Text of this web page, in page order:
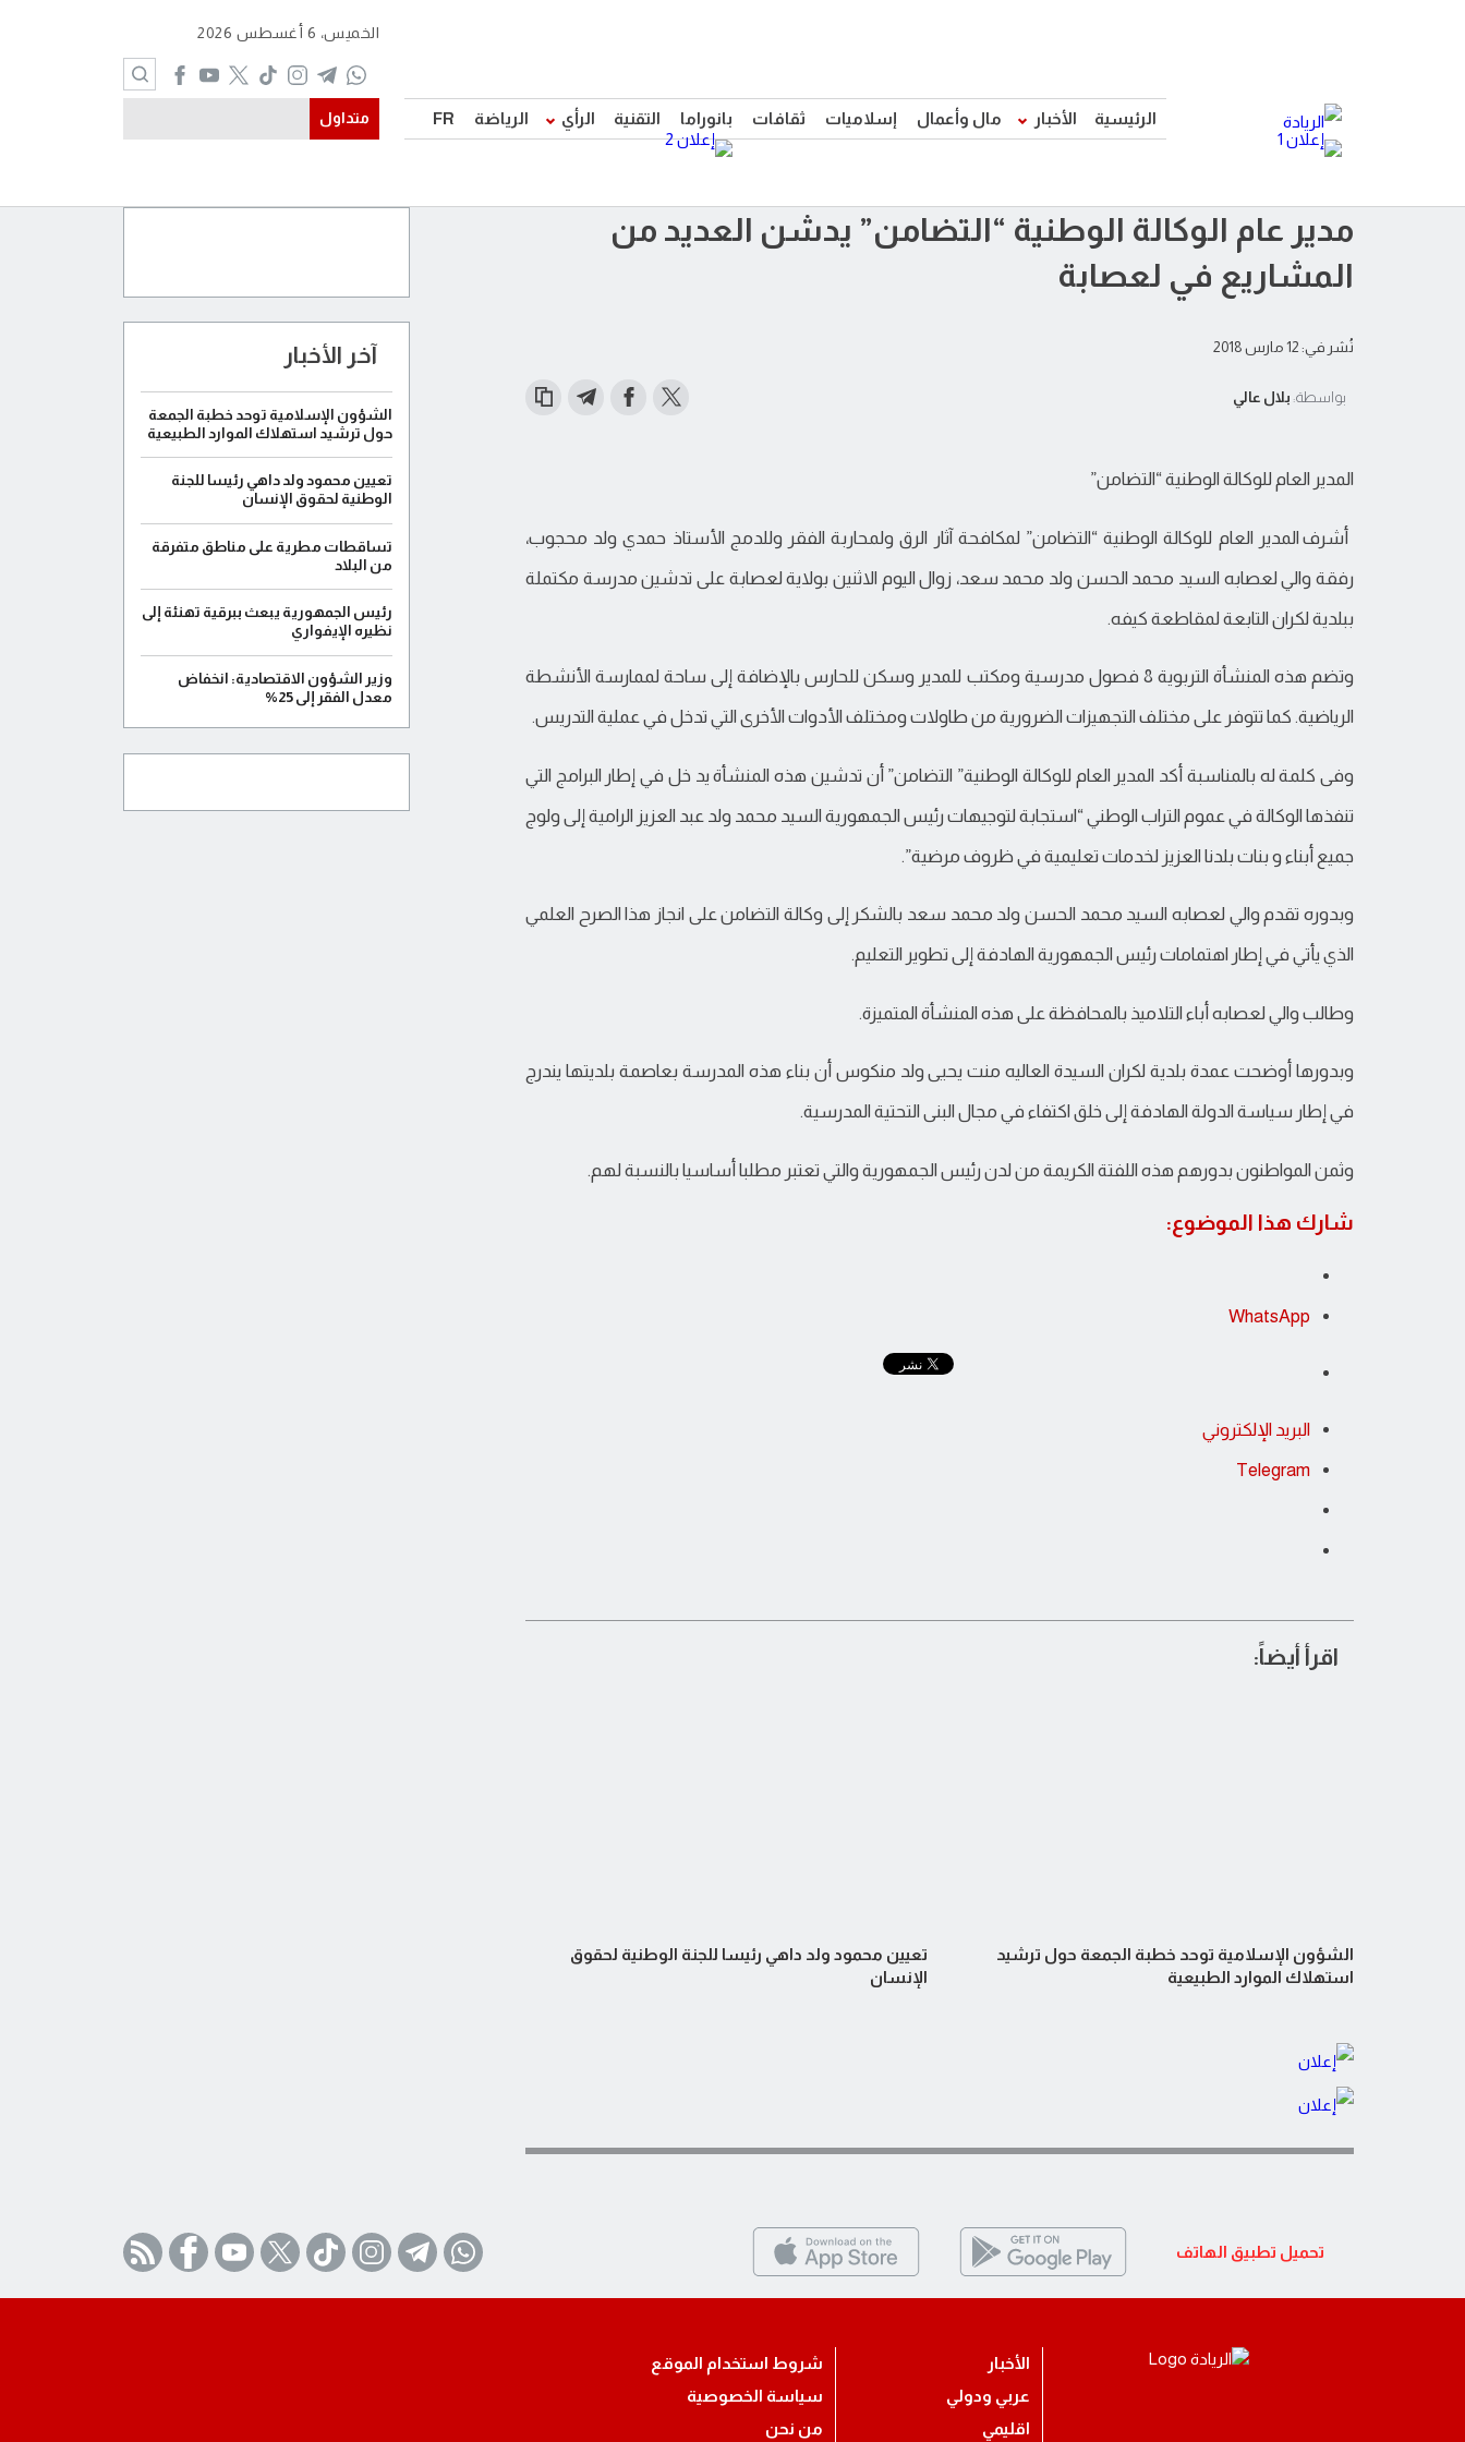
الرئيسية الأخبار مال وأعمال إسلاميات ثقافات بانوراما التقنية الرأي الرياضة FR
الخميس، 6 أغسطس 2026
متداول
مدير عام الوكالة الوطنية “التضامن” يدشن العديد من
المشاريع في لعصابة
نُشر في: 12 مارس 2018
بواسطة: بلال عالي
المدير العام للوكالة الوطنية “التضامن”
أشرف المدير العام للوكالة الوطنية “التضامن” لمكافحة آثار الرق ولمحاربة الفقر وللدمج الأستاذ حمدي ولد محجوب،
رفقة والي لعصابه السيد محمد الحسن ولد محمد سعد، زوال اليوم الاثنين بولاية لعصابة على تدشين مدرسة مكتملة
ببلدية لكران التابعة لمقاطعة كيفه.
وتضم هذه المنشأة التربوية 8 فصول مدرسية ومكتب للمدير وسكن للحارس بالإضافة إلى ساحة لممارسة الأنشطة
الرياضية. كما تتوفر على مختلف التجهيزات الضرورية من طاولات ومختلف الأدوات الأخرى التي تدخل في عملية التدريس.
وفى كلمة له بالمناسبة أكد المدير العام للوكالة الوطنية” التضامن” أن تدشين هذه المنشأة يد خل في إطار البرامج التي
تنفذها الوكالة في عموم التراب الوطني “استجابة لتوجيهات رئيس الجمهورية السيد محمد ولد عبد العزيز الرامية إلى ولوج
جميع أبناء و بنات بلدنا العزيز لخدمات تعليمية في ظروف مرضية”.
وبدوره تقدم والي لعصابه السيد محمد الحسن ولد محمد سعد بالشكر إلى وكالة التضامن على انجاز هذا الصرح العلمي
الذي يأتي في إطار اهتمامات رئيس الجمهورية الهادفة إلى تطوير التعليم.
وطالب والي لعصابه أباء التلاميذ بالمحافظة على هذه المنشأة المتميزة.
وبدورها أوضحت عمدة بلدية لكران السيدة العاليه منت يحيى ولد منكوس أن بناء هذه المدرسة بعاصمة بلديتها يندرج
في إطار سياسة الدولة الهادفة إلى خلق اكتفاء في مجال البنى التحتية المدرسية.
وثمن المواطنون بدورهم هذه اللفتة الكريمة من لدن رئيس الجمهورية والتي تعتبر مطلبا أساسيا بالنسبة لهم.
شارك هذا الموضوع:
WhatsApp
البريد الإلكتروني
Telegram
اقرأ أيضاً:
الشؤون الإسلامية توحد خطبة الجمعة حول ترشيد
استهلاك الموارد الطبيعية
تعيين محمود ولد داهي رئيسا للجنة الوطنية لحقوق
الإنسان
آخر الأخبار
الشؤون الإسلامية توحد خطبة الجمعة
حول ترشيد استهلاك الموارد الطبيعية
تعيين محمود ولد داهي رئيسا للجنة
الوطنية لحقوق الإنسان
تساقطات مطرية على مناطق متفرقة
من البلاد
رئيس الجمهورية يبعث ببرقية تهنئة إلى
نظيره الإيفواري
وزير الشؤون الاقتصادية: انخفاض
معدل الفقر إلى 25%
تحميل تطبيق الهاتف
الأخبار
عربي ودولي
اقليمي
شروط استخدام الموقع
سياسة الخصوصية
من نحن